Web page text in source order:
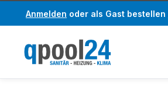
Hauptinhalt springen
Zur Suche springen
Anmelden oder als Gast bestellen